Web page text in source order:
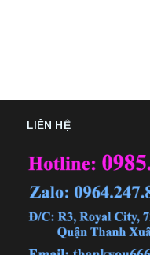
LIÊN HỆ